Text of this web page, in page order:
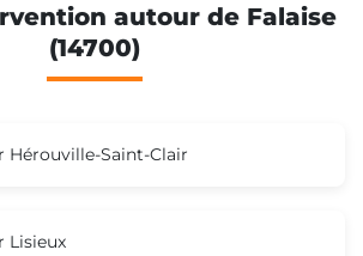
autour de Falaise
(14700)
Hérouville-Saint-Clair
Lisieux